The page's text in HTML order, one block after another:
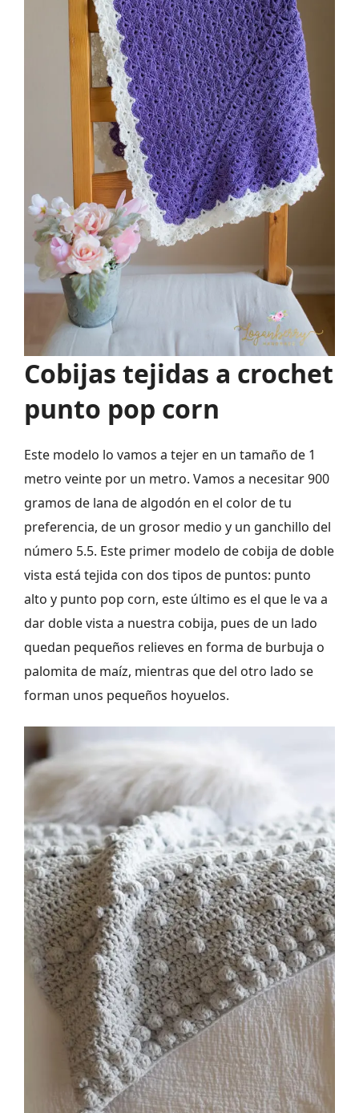
Cobijas tejidas a crochet
punto pop corn
Este modelo lo vamos a tejer en un tamaño de 1
metro veinte por un metro. Vamos a necesitar 900
gramos de lana de algodón en el color de tu
preferencia, de un grosor medio y un ganchillo del
número 5.5. Este primer modelo de cobija de doble
vista está tejida con dos tipos de puntos: punto
alto y punto pop corn, este último es el que le va a
dar doble vista a nuestra cobija, pues de un lado
quedan pequeños relieves en forma de burbuja o
palomita de maíz, mientras que del otro lado se
forman unos pequeños hoyuelos.